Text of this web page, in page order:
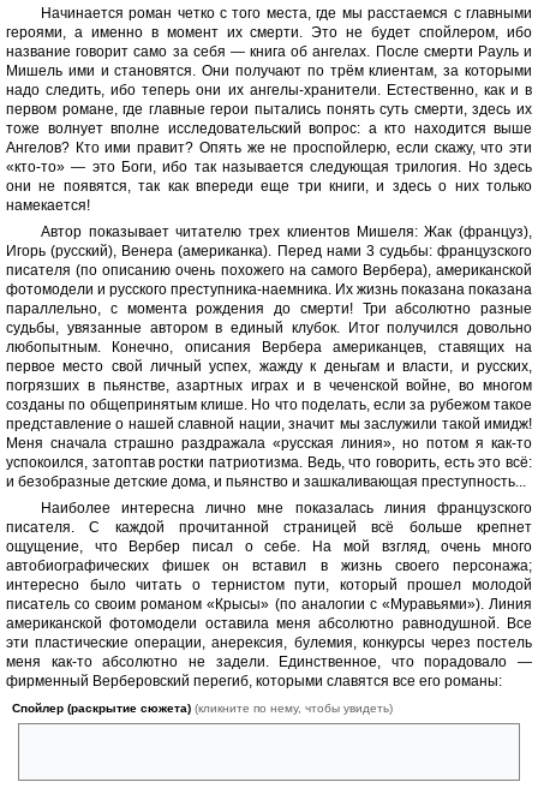
Начинается роман четко с того места, где мы расстаемся с главными
героями, а именно в момент их смерти. Это не будет спойлером, ибо
название говорит само за себя — книга об ангелах. После смерти Рауль и
Мишель ими и становятся. Они получают по трём клиентам, за которыми
надо следить, ибо теперь они их ангелы-хранители. Естественно, как и в
первом романе, где главные герои пытались понять суть смерти, здесь их
тоже волнует вполне исследовательский вопрос: а кто находится выше
Ангелов? Кто ими правит? Опять же не проспойлерю, если скажу, что эти
«кто-то» — это Боги, ибо так называется следующая трилогия. Но здесь
они не появятся, так как впереди еще три книги, и здесь о них только
намекается!
Автор показывает читателю трех клиентов Мишеля: Жак (француз),
Игорь (русский), Венера (американка). Перед нами 3 судьбы: французского
писателя (по описанию очень похожего на самого Вербера), американской
фотомодели и русского преступника-наемника. Их жизнь показана показана
параллельно, с момента рождения до смерти! Три абсолютно разные
судьбы, увязанные автором в единый клубок. Итог получился довольно
любопытным. Конечно, описания Вербера американцев, ставящих на
первое место свой личный успех, жажду к деньгам и власти, и русских,
погрязших в пьянстве, азартных играх и в чеченской войне, во многом
созданы по общепринятым клише. Но что поделать, если за рубежом такое
представление о нашей славной нации, значит мы заслужили такой имидж!
Меня сначала страшно раздражала «русская линия», но потом я как-то
успокоился, затоптав ростки патриотизма. Ведь, что говорить, есть это всё:
и безобразные детские дома, и пьянство и зашкаливающая преступность...
Наиболее интересна лично мне показалась линия французского
писателя. С каждой прочитанной страницей всё больше крепнет
ощущение, что Вербер писал о себе. На мой взгляд, очень много
автобиографических фишек он вставил в жизнь своего персонажа;
интересно было читать о тернистом пути, который прошел молодой
писатель со своим романом «Крысы» (по аналогии с «Муравьями»). Линия
американской фотомодели оставила меня абсолютно равнодушной. Все
эти пластические операции, анерексия, булемия, конкурсы через постель
меня как-то абсолютно не задели. Единственное, что порадовало —
фирменный Верберовский перегиб, которыми славятся все его романы:
Спойлер (раскрытие сюжета) (кликните по нему, чтобы увидеть)